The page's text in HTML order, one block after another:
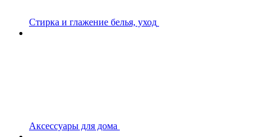
Стирка и глажение белья, уход
Аксессуары для дома